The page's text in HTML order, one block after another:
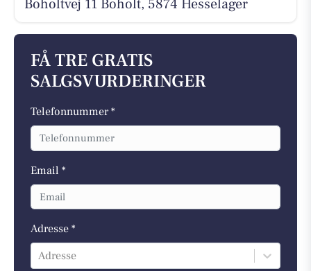
Boholtvej 11 Boholt, 5874 Hesselager
FÅ TRE GRATIS
SALGSVURDERINGER
Telefonnummer *
Email *
Adresse *
Adresse